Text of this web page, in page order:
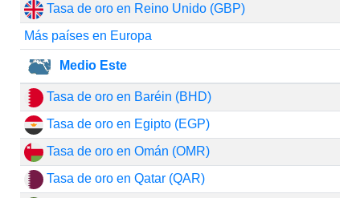
Tasa de oro en Reino Unido (GBP)
Más países en Europa
Medio Este
Tasa de oro en Baréin (BHD)
Tasa de oro en Egipto (EGP)
Tasa de oro en Omán (OMR)
Tasa de oro en Qatar (QAR)